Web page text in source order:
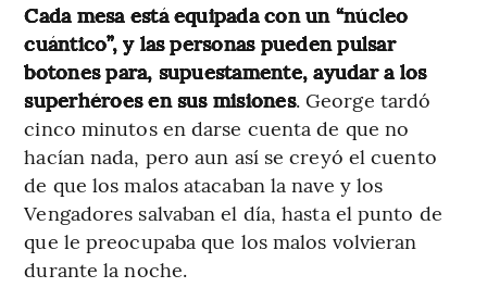
Cada mesa está equipada con un “núcleo
cuántico”, y las personas pueden pulsar
botones para, supuestamente, ayudar a los
superhéroes en sus misiones. George tardó
cinco minutos en darse cuenta de que no
hacían nada, pero aun así se creyó el cuento
de que los malos atacaban la nave y los
Vengadores salvaban el día, hasta el punto de
que le preocupaba que los malos volvieran
durante la noche.